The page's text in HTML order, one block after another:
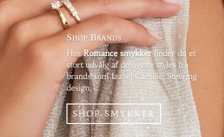
Shop Brands
HosRomance smykkerfinder du et
stort udvalg af de nyeste styles fra
brands som Izabel Camille, Støvring
design, …
SHOP SMYKKER